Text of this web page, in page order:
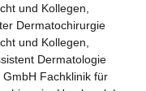
und Kollegen,
Dermatochirurgie
und Kollegen,
Dermatologie
GmbH Fachklinik für